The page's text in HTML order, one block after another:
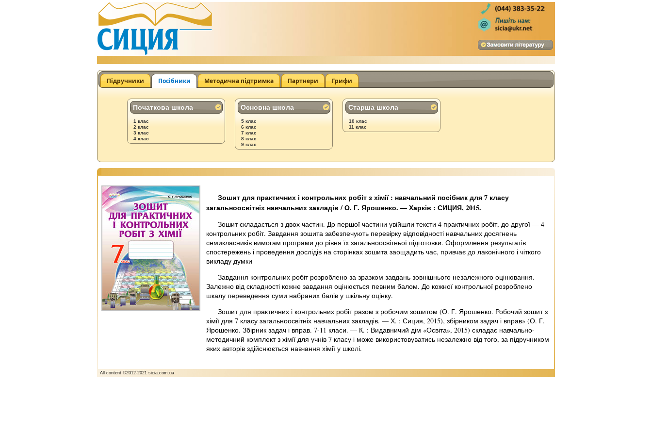
Підручники Посібники Методична підтримка Партнери Грифи
Початкова школа
1 клас
2 клас
3 клас
4 клас
Основна школа
5 клас
6 клас
7 клас
8 клас
9 клас
Старша школа
10 клас
11 клас
Зошит для практичних і контрольних робіт з хімії : навчальний посібник для 7 класу
загальноосвітніх навчальних закладів / О. Г. Ярошенко. — Харків : СИЦИЯ, 2015.
Зошит складається з двох частин. До першої частини увійшли тексти 4 практичних робіт, до другої — 4
контрольних робіт. Завдання зошита забезпечують перевірку відповідності навчальних досягнень
семикласників вимогам програми до рівня їх загальноосвітньої підготовки. Оформлення результатів
спостережень і проведення дослідів на сторінках зошита заощадить час, привчає до лаконічного і чіткого
викладу думки
Завдання контрольних робіт розроблено за зразком завдань зовнішнього незалежного оцінювання.
Залежно від складності кожне завдання оцінюється певним балом. До кожної контрольної розроблено
шкалу переведення суми набраних балів у шкільну оцінку.
Зошит для практичних і контрольних робіт разом з робочим зошитом (О. Г. Ярошенко. Робочий зошит з
хімії для 7 класу загальноосвітніх навчальних закладів. — Х. : Сиция, 2015), збірником задач і вправ» (О. Г.
Ярошенко. Збірник задач і вправ. 7-11 класи. — К. : Видавничий дім «Освіта», 2015) складає навчально-
методичний комплект з хімії для учнів 7 класу і може використовуватись незалежно від того, за підручником
яких авторів здійснюється навчання хімії у школі.
All content ©2012-2021 sicia.com.ua